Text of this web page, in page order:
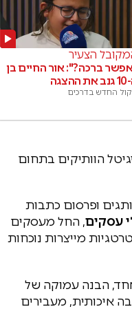
הצעיר
ברכה?": אור החיים בן
החדש בדרכים
הוותיקים בתחום
ופרסום כתבות
עסקים, החל מעסקים
מייצרות נוכחות
אחד, הבנה עמוקה של
איכותית, מעבירים